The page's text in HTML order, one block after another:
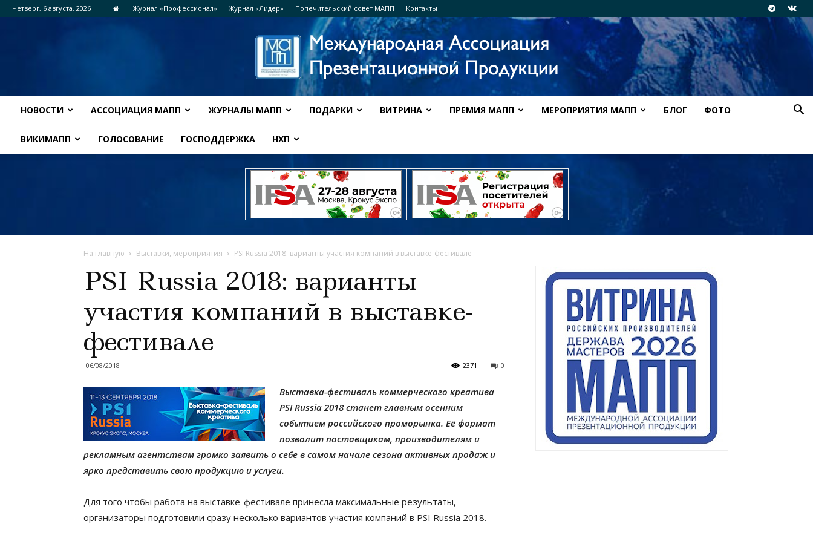
Четверг, 6 августа, 2026 Журнал «Профессионал» Журнал «Лидер» Попечительский совет МАПП Контакты
НОВОСТИ АССОЦИАЦИЯ МАПП ЖУРНАЛЫ МАПП ПОДАРКИ ВИТРИНА ПРЕМИЯ МАПП МЕРОПРИЯТИЯ МАПП БЛОГ ФОТО
ВИКИМАПП ГОЛОСОВАНИЕ ГОСПОДДЕРЖКА НХП
На главную Выставки, мероприятия PSI Russia 2018: варианты участия компаний в выставке-фестивале
PSI Russia 2018: варианты
участия компаний в выставке-
фестивале
06/08/2018 0
2371
Выставка-фестиваль коммерческого креатива
PSI Russia 2018 станет главным осенним
событием российского проморынка. Её формат
позволит поставщикам, производителям и
рекламным агентствам громко заявить о себе в самом начале сезона активных продаж и
ярко представить свою продукцию и услуги.
Для того чтобы работа на выставке-фестивале принесла максимальные результаты,
организаторы подготовили сразу несколько вариантов участия компаний в PSI Russia 2018.